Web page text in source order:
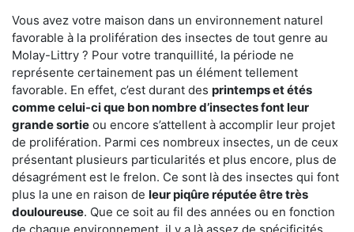
Vous avez votre maison dans un environnement naturel
favorable à la prolifération des insectes de tout genre au
Molay-Littry ? Pour votre tranquillité, la période ne
représente certainement pas un élément tellement
favorable. En effet, c’est durant des printemps et étés
comme celui-ci que bon nombre d’insectes font leur
grande sortie ou encore s’attellent à accomplir leur projet
de prolifération. Parmi ces nombreux insectes, un de ceux
présentant plusieurs particularités et plus encore, plus de
désagrément est le frelon. Ce sont là des insectes qui font
plus la une en raison de leur piqûre réputée être très
douloureuse. Que ce soit au fil des années ou en fonction